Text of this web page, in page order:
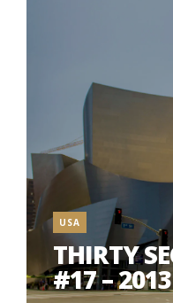
USA
THIRTY
#17 – 2013